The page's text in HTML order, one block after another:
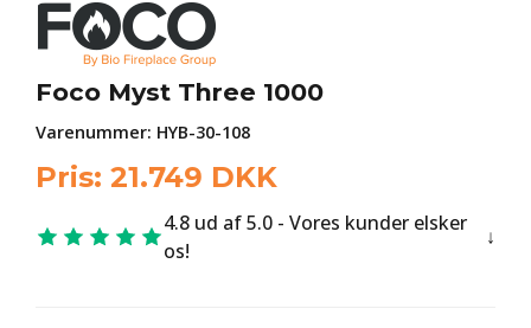
Foco Myst Three 1000
Varenummer: HYB-30-108
Pris: 21.749 DKK
4.8 ud af 5.0 - Vores kunder elsker
os!